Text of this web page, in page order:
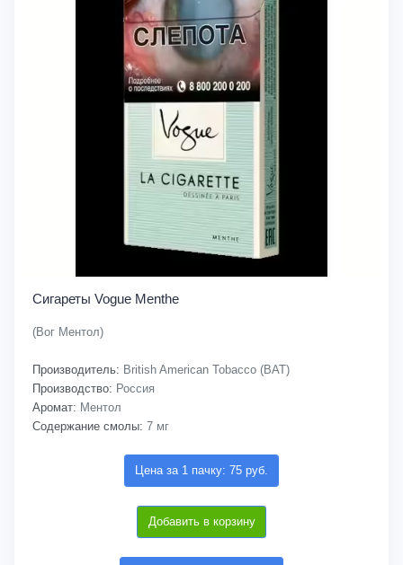
Сигареты Vogue Menthe
(Вог Ментол)
Производитель: British American Tobacco (BAT)
Производство: Россия
Аромат: Ментол
Содержание смолы: 7 мг
Цена за 1 пачку: 75 руб.
Добавить в корзину